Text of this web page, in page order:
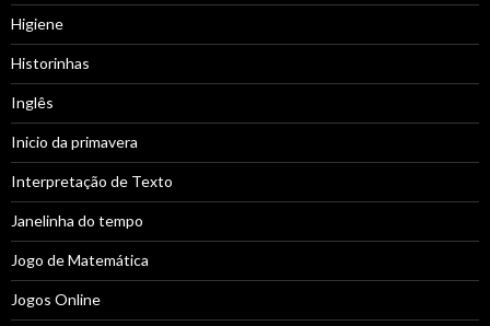
Higiene
Historinhas
Inglês
Inicio da primavera
Interpretação de Texto
Janelinha do tempo
Jogo de Matemática
Jogos Online